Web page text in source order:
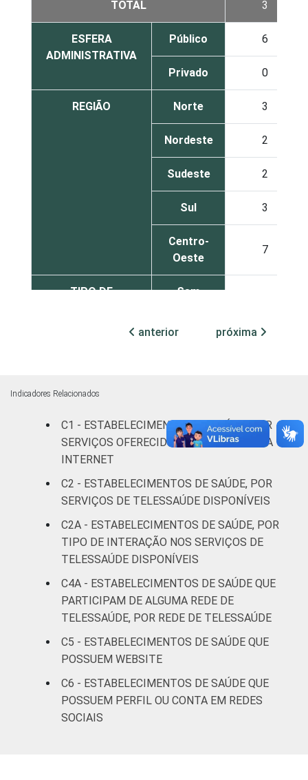
TOTAL 3
ESFERA
ADMINISTRATIVA
Público 6
Privado 0
REGIÃO Norte 3
Nordeste 2
Sudeste 2
Sul 3
Centro-
Oeste
7
TIPO DE
Sem
Com
internação
6
Serviço de
apoio à
diagnose e
terapia
0
IDENTIFICAÇÃO DE
UNIDADE BÁSICA
DE SAÚDE
UBS 5
Não UBS 1
LOCALIZAÇÃO
Interior
anterior próxima
Indicadores Relacionados
C1 - ESTABELECIMENTOS DE SAÚDE, POR
SERVIÇOS OFERECIDOS AO PACIENTE VIA
INTERNET
C2 - ESTABELECIMENTOS DE SAÚDE, POR
SERVIÇOS DE TELESSAÚDE DISPONÍVEIS
C2A - ESTABELECIMENTOS DE SAÚDE, POR
TIPO DE INTERAÇÃO NOS SERVIÇOS DE
TELESSAÚDE DISPONÍVEIS
C4A - ESTABELECIMENTOS DE SAÚDE QUE
PARTICIPAM DE ALGUMA REDE DE
TELESSAÚDE, POR REDE DE TELESSAÚDE
C5 - ESTABELECIMENTOS DE SAÚDE QUE
POSSUEM WEBSITE
C6 - ESTABELECIMENTOS DE SAÚDE QUE
POSSUEM PERFIL OU CONTA EM REDES
SOCIAIS